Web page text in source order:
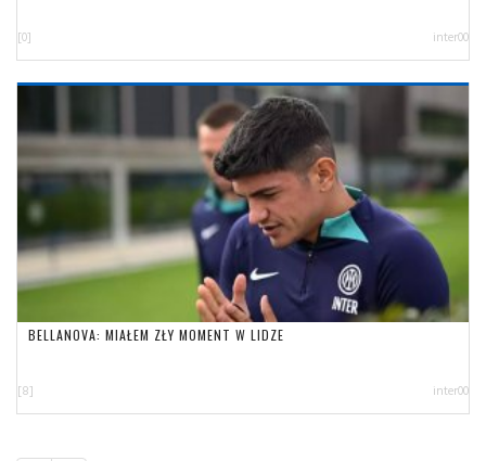
[0] inter00
BELLANOVA: MIAŁEM ZŁY MOMENT W LIDZE
[8] inter00